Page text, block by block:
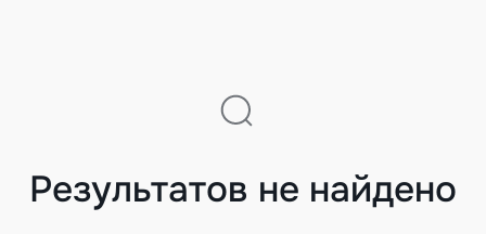
Результатов не найдено